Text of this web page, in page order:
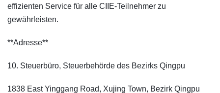
effizienten Service für alle CIIE-Teilnehmer zu
gewährleisten.
**Adresse**
10. Steuerbüro, Steuerbehörde des Bezirks Qingpu
1838 East Yinggang Road, Xujing Town, Bezirk Qingpu